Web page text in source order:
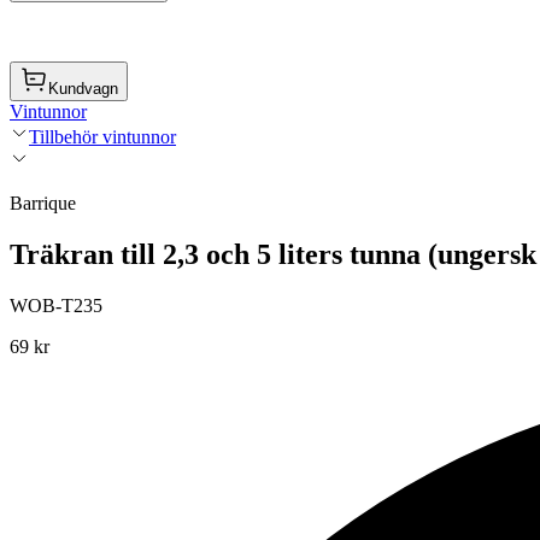
Kundvagn
Vintunnor
Tillbehör vintunnor
Barrique
Träkran till 2,3 och 5 liters tunna
WOB-T235
69 kr